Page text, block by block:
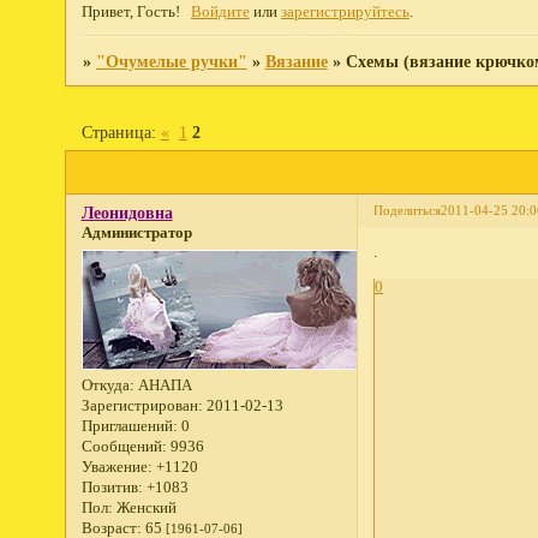
Привет, Гость! Войдитеили зарегистрируйтесь.
» "Очумелые ручки" » Вязание » Схемы (вязание
Страница: « 1 2
Поделиться2011-04-25
Леонидовна
Администратор
Откуда: АНАПА
Зарегистрирован: 2011-02-13
Приглашений: 0
Сообщений: 9936
Уважение: +1120
Позитив: +1083
Пол: Женский
Возраст: 65 [1961-07-06]
.
0